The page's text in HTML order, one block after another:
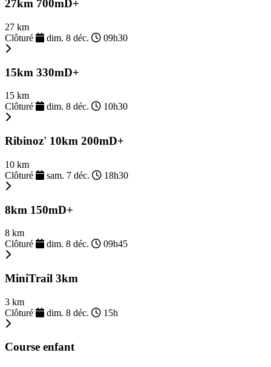
27km 700mD+
27 km
Clôturé
dim. 8 déc. 09h30
15km 330mD+
15 km
Clôturé
dim. 8 déc. 10h30
Ribinoz' 10km 200mD+
10 km
Clôturé
sam. 7 déc. 18h30
8km 150mD+
8 km
Clôturé
dim. 8 déc. 09h45
MiniTrail 3km
3 km
Clôturé
dim. 8 déc. 15h
Course enfant